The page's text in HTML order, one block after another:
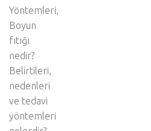
Yöntemleri,
Boyun
fıtığı
nedir?
Belirtileri,
nedenleri
ve tedavi
yöntemleri